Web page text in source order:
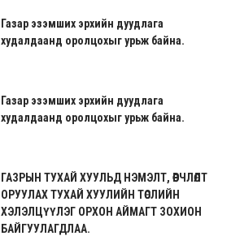
Газар эзэмших эрхийн дуудлага
худалдаанд оролцохыг урьж байна.
Газар эзэмших эрхийн дуудлага
худалдаанд оролцохыг урьж байна.
ГАЗРЫН ТУХАЙ ХУУЛЬД НЭМЭЛТ, ӨӨРЧЛӨЛТ
ОРУУЛАХ ТУХАЙ ХУУЛИЙН ТӨСЛИЙН
ХЭЛЭЛЦҮҮЛЭГ ОРХОН АЙМАГТ ЗОХИОН
БАЙГУУЛАГДЛАА.